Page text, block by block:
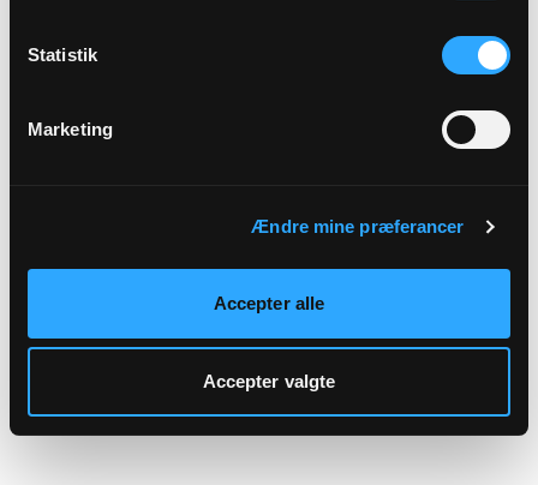
Statistik
Marketing
Ændre mine præferancer
Accepter alle
Accepter valgte